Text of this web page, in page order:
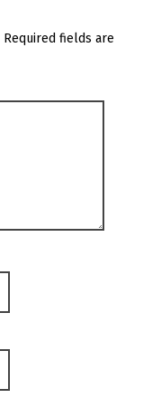
Required fields are